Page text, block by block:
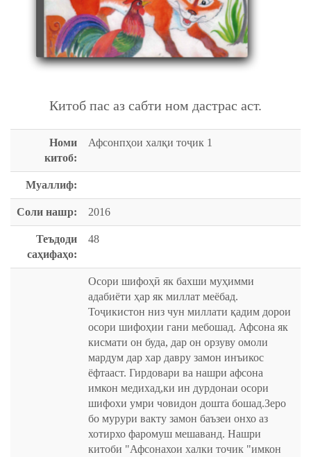
Китоб пас аз сабти ном дастрас аст.
Номи
китоб:
Афсонпҳои халқи тоҷик 1
Муаллиф:
Соли нашр: 2016
Теъдоди
саҳифаҳо:
48
Осори шифоҳӣ як бахши муҳимми
адабиёти ҳар як миллат меёбад.
Тоҷикистон низ чун миллати қадим дорои
осори шифоҳии гани мебошад. Афсона як
кисмати он буда, дар он орзуву омоли
мардум дар хар давру замон инъикос
ёфтааст. Гирдовари ва нашри афсона
имкон медихад,ки ин дурдонаи осори
шифохи умри човидон дошта бошад.Зеро
бо мурури вакту замон баъзеи онхо аз
хотирхо фаромуш мешаванд. Нашри
китоби "Афсонахои халки точик "имкон